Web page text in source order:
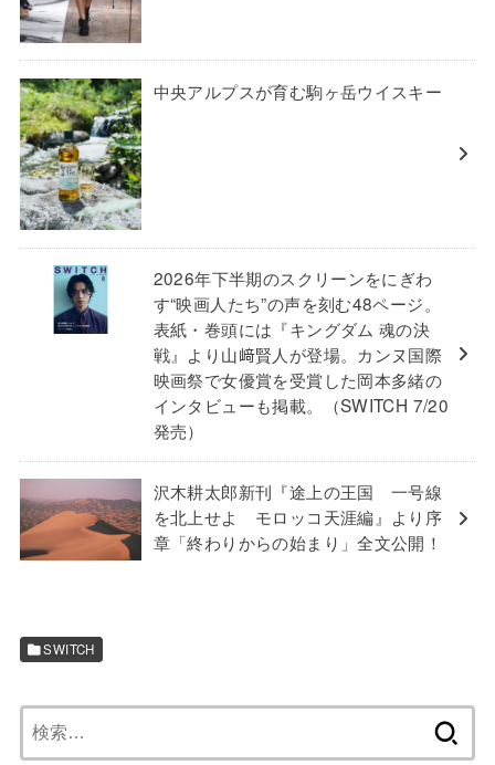
中央アルプスが育む駒ヶ岳ウイスキー
2026年下半期のスクリーンをにぎわ
す“映画人たち”の声を刻む48ページ。
表紙・巻頭には『キングダム 魂の決
戦』より山﨑賢人が登場。カンヌ国際
映画祭で女優賞を受賞した岡本多緒の
インタビューも掲載。（SWITCH 7/20
発売）
沢木耕太郎新刊『途上の王国 一号線
を北上せよ モロッコ天涯編』より序
章「終わりからの始まり」全文公開！
SWITCH